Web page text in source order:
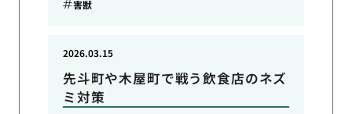
害獣
先斗町や木屋町で戦う飲食店のネズ
ミ対策
2026.03.15